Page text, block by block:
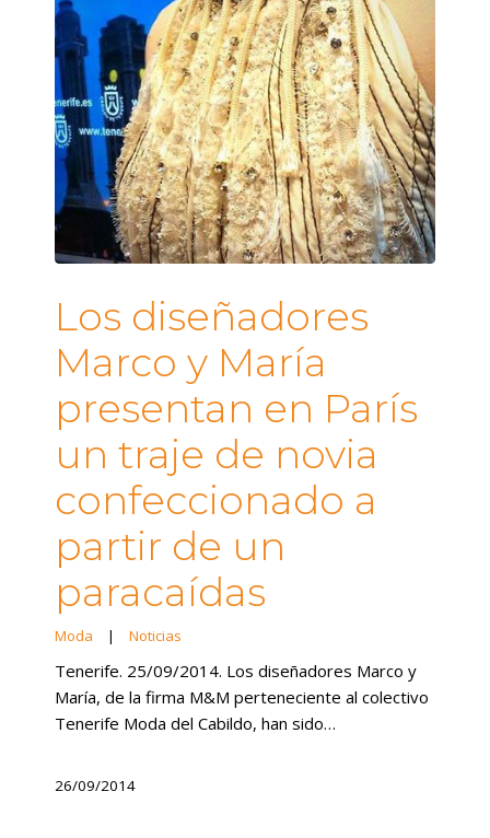
Los diseñadores
Marco y María
presentan en París
un traje de novia
confeccionado a
partir de un
paracaídas
Moda | Noticias
Tenerife. 25/09/2014. Los diseñadores Marco y
María, de la firma M&M perteneciente al colectivo
Tenerife Moda del Cabildo, han sido…
26/09/2014